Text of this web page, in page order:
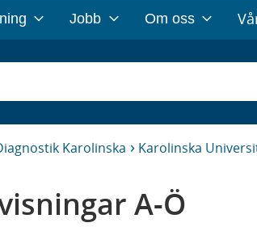
Jobb Om oss
Karolinska Karolinska
A-Ö